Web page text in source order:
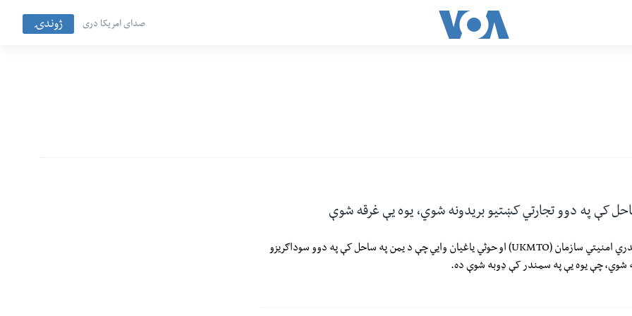
صدای امریکا دری ژوندۍ
کې په دوو تجارتي کښتیو بریدونه شوي، یوه یې غرقه شوې
د بریتانیا سمندري امنیتي سازمان (UKMTO) او حوثي یاغیان وايي چې د یمن په ساحل کې په دوو سوداګریزو
شوي، چې یوه یې په سمندر کې ډوبه شوې ده.